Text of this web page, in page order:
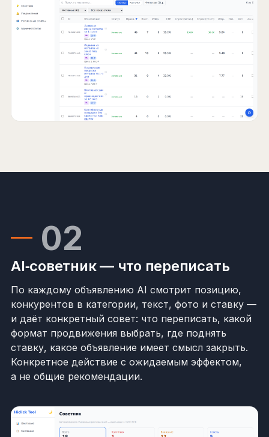
02
AI‑советник — что переписать
По каждому объявлению AI смотрит позицию,
конкурентов в категории, текст, фото и ставку —
и даёт конкретный совет: что переписать, какой
формат продвижения выбрать, где поднять
ставку, какое объявление имеет смысл закрыть.
Конкретное действие с ожидаемым эффектом,
а не общие рекомендации.